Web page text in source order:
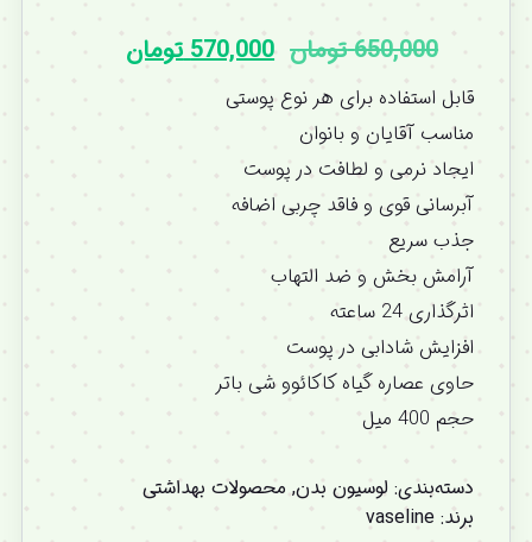
650,000تومان 570,000تومان
قابل استفاده برای هر نوع پوستی
مناسب آقایان و بانوان
ایجاد نرمی و لطافت در پوست
آبرسانی قوی و فاقد چربی اضافه
جذب سریع
آرامش بخش و ضد التهاب
اثرگذاری 24 ساعته
افزایش شادابی در پوست
حاوی عصاره گیاه کاکائوو شی باتر
حجم 400 میل
دسته‌بندی: لوسیون بدن, محصولات بهداشتی
برند: vaseline